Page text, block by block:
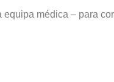
médica – para